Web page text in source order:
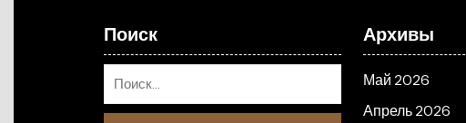
Поиск Архивы
Май 2026
Апрель 2026